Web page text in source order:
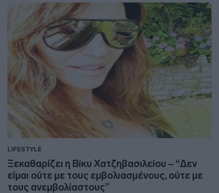
LIFESTYLE
Ξεκαθαρίζει η Βίκυ Χατζηβασιλείου – “Δεν
είμαι ούτε με τους εμβολιασμένους, ούτε με
τους ανεμβολίαστους”